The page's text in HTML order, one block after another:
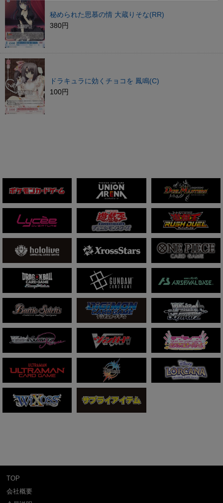
秘められた思慕の情 大蔵りそな(RR)
380円
ドラキュラに効くチョコを 鳳鳴(C)
100円
TOP
会社概要